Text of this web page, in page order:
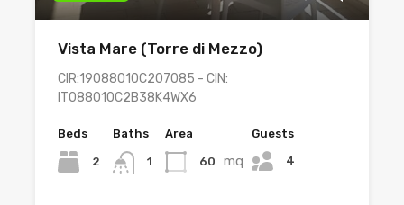
Vista Mare (Torre di Mezzo)
CIR:19088010C207085 - CIN:
IT088010C2B38K4WX6
Beds
2
Baths
1
Area
60 mq
Guests
4